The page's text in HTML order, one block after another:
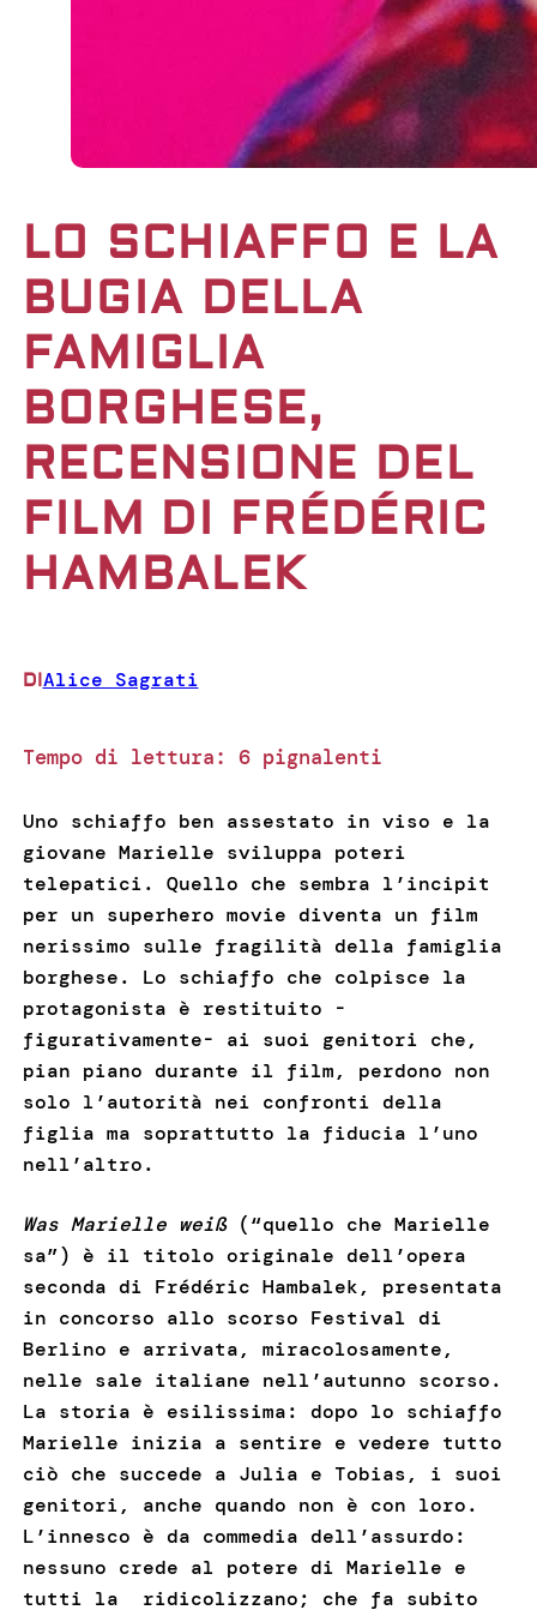
LO SCHIAFFO E LA
BUGIA DELLA
FAMIGLIA
BORGHESE,
RECENSIONE DEL
FILM DI FRÉDÉRIC
HAMBALEK
DIAlice Sagrati
Tempo di lettura: 6 pignalenti
Uno schiaffo ben assestato in viso e la
giovane Marielle sviluppa poteri
telepatici. Quello che sembra l’incipit
per un superhero movie diventa un film
nerissimo sulle fragilità della famiglia
borghese. Lo schiaffo che colpisce la
protagonista è restituito -
figurativamente- ai suoi genitori che,
pian piano durante il film, perdono non
solo l’autorità nei confronti della
figlia ma soprattutto la fiducia l’uno
nell’altro.
Was Marielle weiß(“quello che Marielle
sa”) è il titolo originale dell’opera
seconda di Frédéric Hambalek, presentata
in concorso allo scorso Festival di
Berlino e arrivata, miracolosamente,
nelle sale italiane nell’autunno scorso.
La storia è esilissima: dopo lo schiaffo
Marielle inizia a sentire e vedere tutto
ciò che succede a Julia e Tobias, i suoi
genitori, anche quando non è con loro.
L’innesco è da commedia dell’assurdo:
nessuno crede al potere di Marielle e
tutti la ridicolizzano; che fa subito